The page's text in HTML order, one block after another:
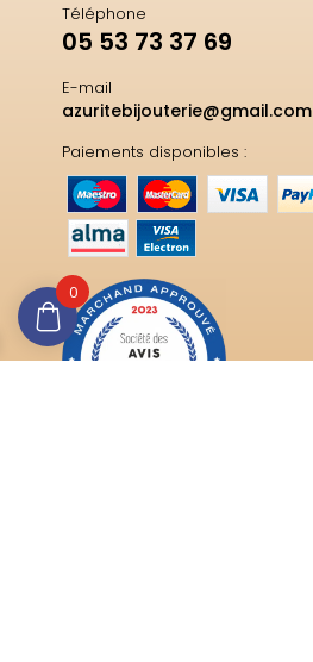
Téléphone
05 53 73 37 69
E-mail
azuritebijouterie@gmail.com
Paiements disponibles :
0